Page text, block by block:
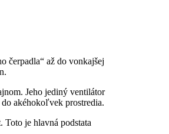
čerpadla“ až do vonkajšej
Jeho jediný ventilátor
akéhokoľvek prostredia.
je hlavná podstata